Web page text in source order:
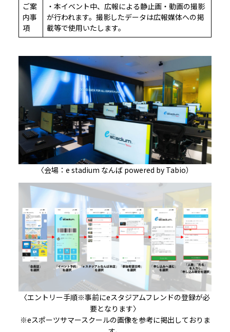
ご案
内事
項
・本イベント中、広報による静止画・動画の撮影
が行われます。撮影したデータは広報媒体への掲
載等で使用いたします。
〈会場：e stadium なんば powered by Tabio）
〈エントリー手順※事前にeスタジアムフレンドの登録が必
要となります〉
※eスポーツサマースクールの画像を参考に掲出しておりま